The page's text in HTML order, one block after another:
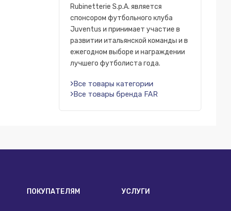
Rubinetterie S.p.A. является
спонсором футбольного клуба
Juventus и принимает участие в
развитии итальянской команды и в
ежегодном выборе и награждении
лучшего футболиста года.
Все товары категории
Все товары бренда FAR
ПОКУПАТЕЛЯМ УСЛУГИ